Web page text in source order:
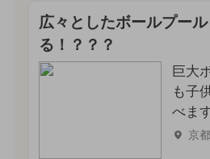
広々としたボールプー
る！？？？
巨大
も子
べま
京